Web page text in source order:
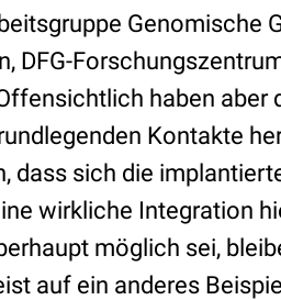
Genomische
DFG-
haben aber
Kontakte
dass sich die
wirkliche Integration
möglich sei,
auf ein anderes